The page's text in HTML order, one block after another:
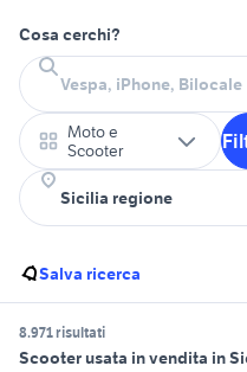
Cosa cerchi?
Moto e
Scooter
Salva ricerca
8.971 risultati
Scooter usata in vendita in